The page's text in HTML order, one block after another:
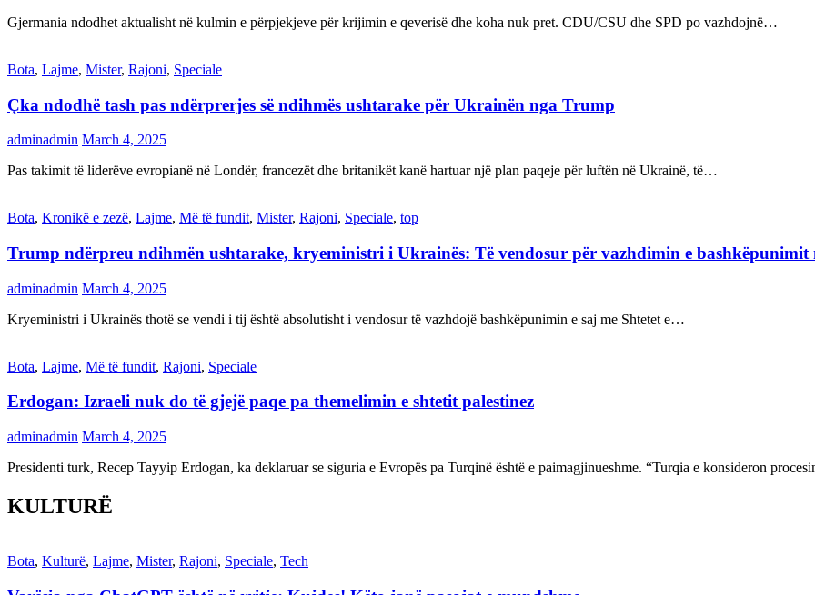
Gjermania ndodhet aktualisht në kulmin e përpjekjeve për krijimin e qeverisë dhe koha nuk pret. CDU/CSU dhe SPD po vazhdojnë…
Bota, Lajme, Mister, Rajoni, Speciale
Çka ndodhë tash pas ndërprerjes së ndihmës ushtarake për Ukrainën nga Trump
adminadmin March 4, 2025
Pas takimit të liderëve evropianë në Londër, francezët dhe britanikët kanë hartuar një plan paqeje për luftën në Ukrainë, të…
Bota, Kronikë e zezë, Lajme, Më të fundit, Mister, Rajoni, Speciale, top
Trump ndërpreu ndihmën ushtarake, kryeministri i Ukrainës: Të vendosur për vazhdimin e bashkëpunimit
adminadmin March 4, 2025
Kryeministri i Ukrainës thotë se vendi i tij është absolutisht i vendosur të vazhdojë bashkëpunimin e saj me Shtetet e…
Bota, Lajme, Më të fundit, Rajoni, Speciale
Erdogan: Izraeli nuk do të gjejë paqe pa themelimin e shtetit palestinez
adminadmin March 4, 2025
Presidenti turk, Recep Tayyip Erdogan, ka deklaruar se siguria e Evropës pa Turqinë është e paimagjinueshme. “Turqia e konsideron
KULTURË
Bota, Kulturë, Lajme, Mister, Rajoni, Speciale, Tech